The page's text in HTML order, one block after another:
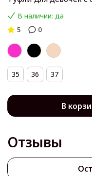
В наличии: да
5
0
35 36 37
В
Отзывы